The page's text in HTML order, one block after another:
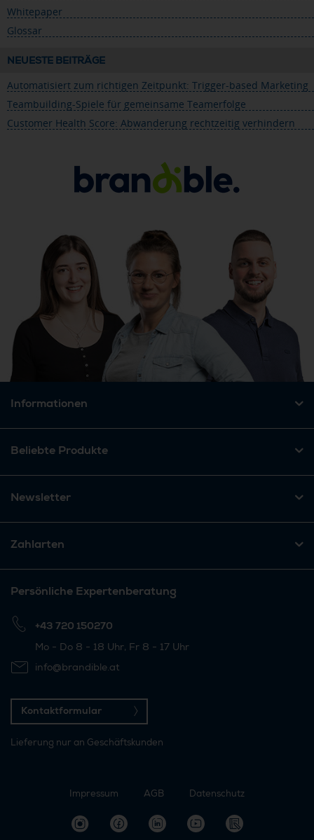
Whitepaper
Glossar
NEUESTE BEITRÄGE
Automatisiert zum richtigen Zeitpunkt: Trigger-based Marketing
Teambuilding-Spiele für gemeinsame Teamerfolge
Customer Health Score: Abwanderung rechtzeitig verhindern
Informationen
Beliebte Produkte
Newsletter
Zahlarten
Persönliche Expertenberatung
+43 720 150270
Mo - Do 8 - 18 Uhr, Fr 8 - 17 Uhr
info@brandible.at
Kontaktformular
Lieferung nur an Geschäftskunden
Impressum AGB Datenschutz